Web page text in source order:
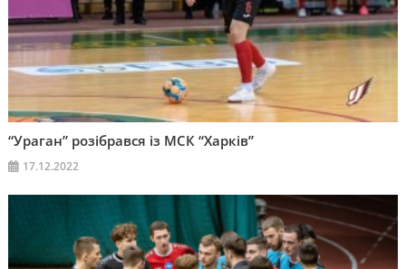
“Ураган” розібрався із МСК “Харків”
17.12.2022